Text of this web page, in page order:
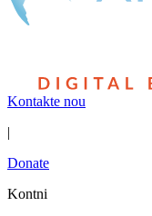
Kontakte nou
|
Donate
Kontni